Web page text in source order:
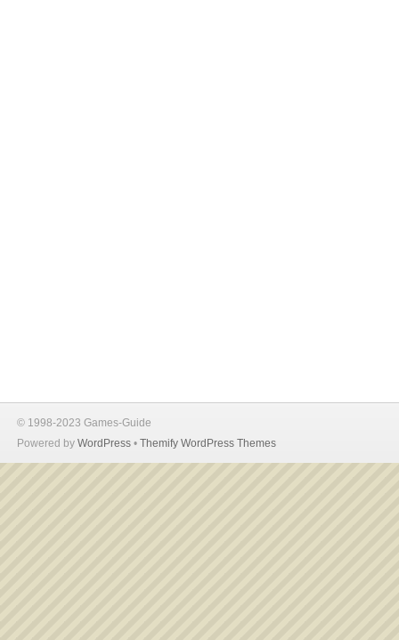
© 1998-2023 Games-Guide
Powered by WordPress • Themify WordPress Themes